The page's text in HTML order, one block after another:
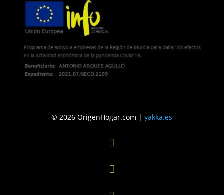
© 2026 OrigenHogar.com | yakka.es

